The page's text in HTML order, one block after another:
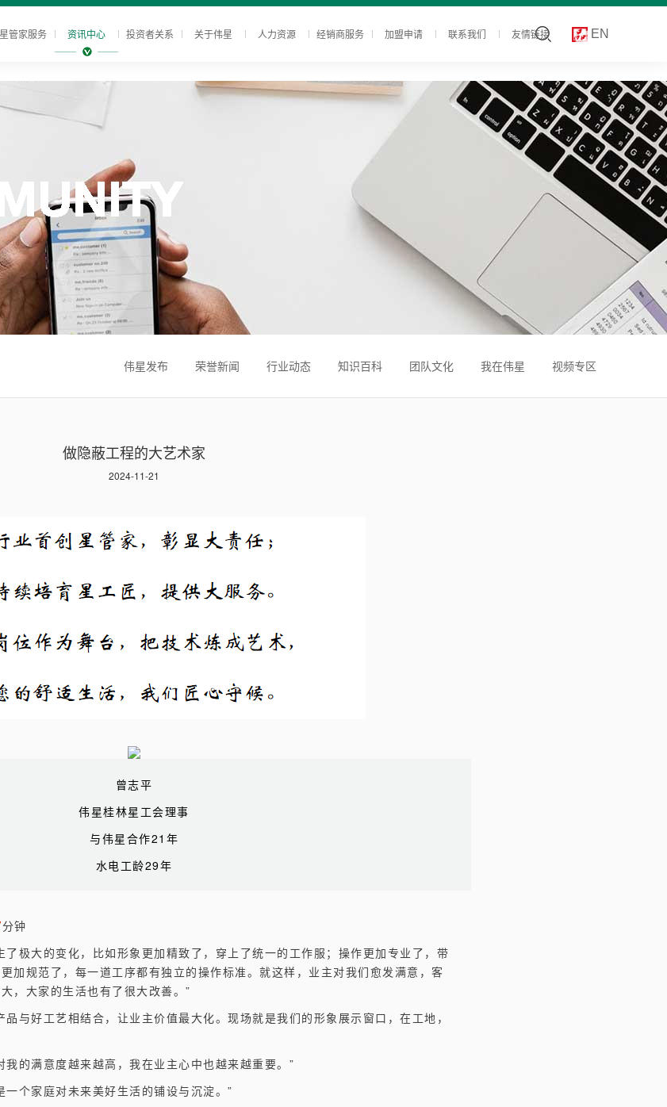
星管家服务 资讯中心 投资者关系 关于伟星 人力资源 经销商服务 加盟申请 联系我们 友情链接 EN
伟星发布 荣誉新闻 行业动态 知识百科 团队文化 我在伟星 视频专区
做隐蔽工程的大艺术家
2024-11-21
曾志平
伟星桂林星工会理事
与伟星合作21年
水电工龄29年
分钟
了极大的变化，比如形象更加精致了，穿上了统一的工作服；操作更加专业了，带
加规范了，每一道工序都有独立的操作标准。就这样，业主对我们愈发满意，客
，大家的生活也有了很大改善。”
与好工艺相结合，让业主价值最大化。现场就是我们的形象展示窗口，在工地，
的满意度越来越高，我在业主心中也越来越重要。”
个家庭对未来美好生活的铺设与沉淀。”